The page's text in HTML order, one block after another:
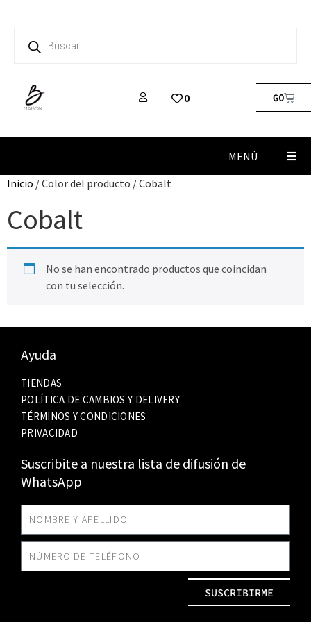
0 ₲0
MENÚ
Inicio / Color del producto / Cobalt
Cobalt
No se han encontrado productos que coincidan
con tu selección.
Ayuda
TIENDAS
POLÍTICA DE CAMBIOS Y DELIVERY
TÉRMINOS Y CONDICIONES
PRIVACIDAD
Suscribite a nuestra lista de difusión de
WhatsApp
SUSCRIBIRME